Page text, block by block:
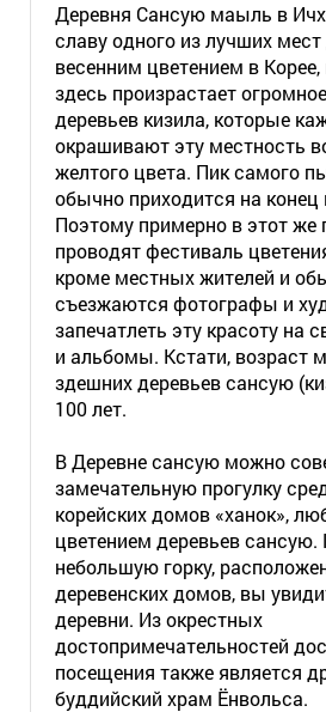
Деревня Сансую маыль в
славу одного из лучших
весенним цветением в
здесь произрастает
деревьев кизила, которые
окрашивают эту местность
желтого цвета. Пик самого
обычно приходится на конец
Поэтому примерно в этот же
проводят фестиваль
кроме местных жителей и
съезжаются фотографы и
запечатлеть эту красоту на
и альбомы. Кстати, возраст
здешних деревьев сансую
100 лет.
В Деревне сансую можно
замечательную прогулку
корейских домов «ханок»,
цветением деревьев
небольшую горку,
деревенских домов, вы
деревни. Из окрестных
достопримечательностей
посещения также является
буддийский храм Ёнвольса.